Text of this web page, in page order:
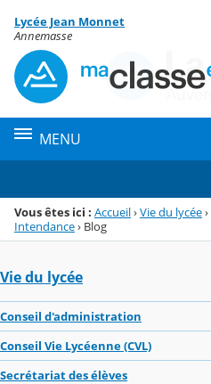
Menu de la rubrique
Contenu
Lycée Jean Monnet
Annemasse
MENU
Vous êtes ici : Accueil›Vie du lycée›
Intendance› Blog
Vie du lycée
Conseil d'administration
Conseil Vie Lycéenne (CVL)
Secrétariat des élèves